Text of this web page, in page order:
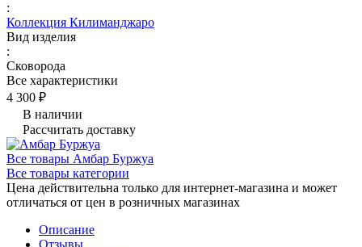
:
Коллекция Килиманджаро
Вид изделия
:
Сковорода
Все характеристики
4 300 ₽
В наличии
Рассчитать доставку
Все товары Амбар Буржуа
Все товары категории
Цена действительна только для интернет-магазина и может
отличаться от цен в розничных магазинах
Описание
Отзывы